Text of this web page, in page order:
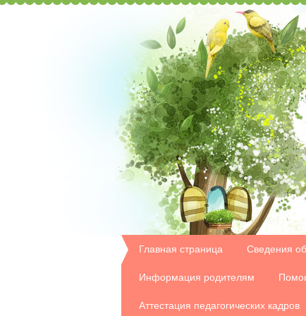
Главная страница Сведения об
Информация родителям
Аттестация педагогических кадров